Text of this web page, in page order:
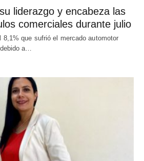
liderazgo y encabeza las
comerciales durante julio
8,1% que sufrió el mercado automotor
a…